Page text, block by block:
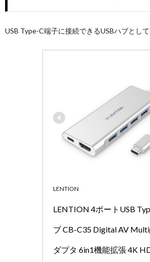
USB Type-C端子に接続できるUSBハブとし
LENTION
LENTION 4ポートUSB
ブ CB-C35 Digital AV
ダプタ 6in1機能拡張 4K